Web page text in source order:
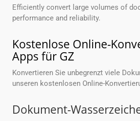
Efficiently convert large volumes of
performance and reliability.
Kostenlose Online-
Apps für GZ
Konvertieren Sie unbegrenzt viele
unseren kostenlosen Online-
Dokument-